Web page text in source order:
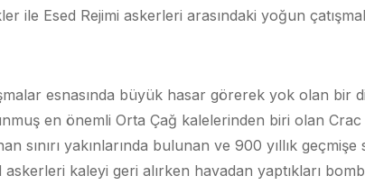
ile Esed Rejimi askerleri arasındaki yoğun
esnasında büyük hasar görerek yok olan bir
en önemli Orta Çağ kalelerinden biri olan Crac
sınırı yakınlarında bulunan ve 900 yıllık
askerleri kaleyi geri alırken havadan yaptıkları